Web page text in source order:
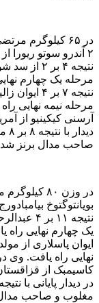
۲ آندرو سوتو
نتیجه ۴
مرحله یک چهارم
نتیجه ۷
آرسنی کیکینیو از
صاحب مدال برنز
بویانتوگتوخ
نتیجه
ایوان پاسلاری از
کاسیمبک از
مغلوب و صاحب